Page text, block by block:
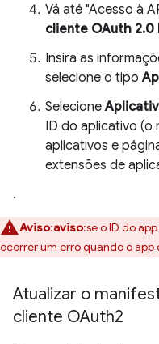
Vá até "Acesso à
cliente OAuth 2.0
Insira as
selecione o tipo
Selecione
ID do aplicativo (o
aplicativos e
extensões de
.
Aviso:aviso:se o ID do
ocorrer um erro quando o app
Atualizar o
cliente OAuth2